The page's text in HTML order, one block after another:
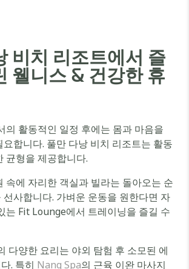
비치 리조트에서 즐
웰니스 & 건강한 휴
의 활동적인 일정 후에는 몸과 마음을
합니다. 풀만 다낭 비치 리조트는 활동
균형을 제공합니다.
속에 자리한 객실과 빌라는 돌아오는 순
사합니다. 가벼운 운동을 원한다면 자
는 Fit Lounge에서 트레이닝을 즐길 수
다양한 요리는 야외 탐험 후 소모된 에
. 특히 Nang Spa의 근육 이완 마사지